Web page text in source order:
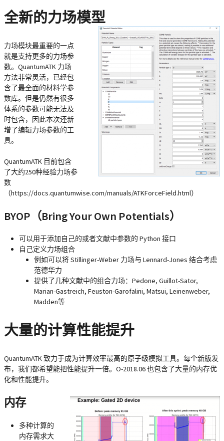
全新的力场模型
力场模块最重要的一点
就是支持更多的力场参
数。QuantumATK 力场
方法非常灵活，已经包
含了最全面的材料学参
数库。但是仍然有很多
体系的参数可能无法及
时包含，因此本次还新
增了编辑力场参数的工
具。
QuantumATK 目前包含
了大约250种经验力场参
数
（https://docs.quantumwise.com/manuals/ATKForceField.html）
BYOP（Bring Your Own Potentials）
可以用于添加自己的或者文献中参数的 Python 接口
自己定义力场组合
例如可以将 Stillinger-Weber 力场与 Lennard-Jones 结合考虑
范德华力
提供了几种文献中的组合力场：Pedone, Guillot-Sator,
Marian-Gastreich, Feuston-Garofalini, Matsui, Leinenweber,
Madden等
大量的计算性能提升
QuantumATK 致力于成为计算效率最高的原子级模拟工具。每个新版发
布，我们都希望能把性能提升一倍。O-2018.06 也包含了大量的内存优
化和性能提升。
内存
多种计算的
内存需求大